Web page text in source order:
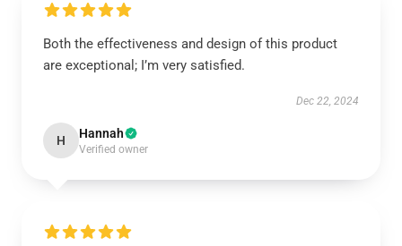
Both the effectiveness and design of this product
are exceptional; I’m very satisfied.
Dec 22, 2024
H Hannah
Verified owner